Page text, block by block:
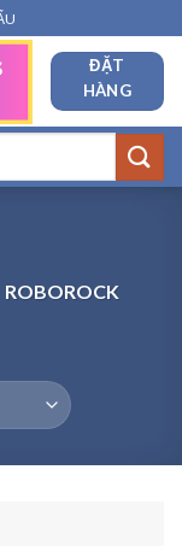
ĐẶT
HÀNG
ROBOROCK